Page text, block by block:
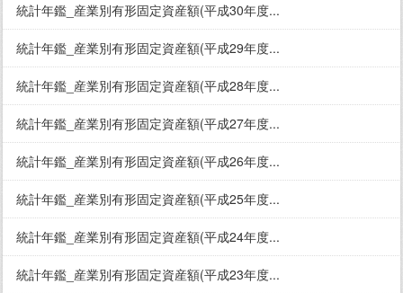
統計年鑑_産業別有形固定資産額(平成30年度...
統計年鑑_産業別有形固定資産額(平成29年度...
統計年鑑_産業別有形固定資産額(平成28年度...
統計年鑑_産業別有形固定資産額(平成27年度...
統計年鑑_産業別有形固定資産額(平成26年度...
統計年鑑_産業別有形固定資産額(平成25年度...
統計年鑑_産業別有形固定資産額(平成24年度...
統計年鑑_産業別有形固定資産額(平成23年度...